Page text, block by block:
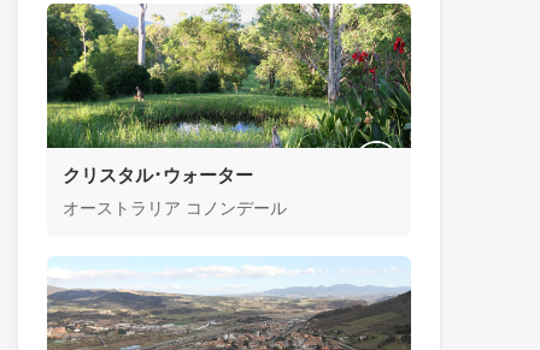
クリスタル･ウォーター
オーストラリア コノンデール